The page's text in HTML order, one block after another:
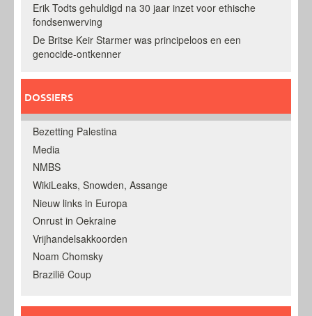
Erik Todts gehuldigd na 30 jaar inzet voor ethische
fondsenwerving
De Britse Keir Starmer was principeloos en een
genocide-ontkenner
DOSSIERS
Bezetting Palestina
Media
NMBS
WikiLeaks, Snowden, Assange
Nieuw links in Europa
Onrust in Oekraine
Vrijhandelsakkoorden
Noam Chomsky
Brazilië Coup